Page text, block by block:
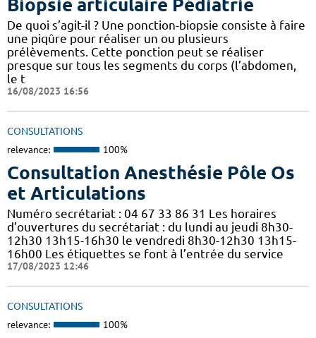
Biopsie articulaire Pédiatrie
De quoi s’agit-il ? Une ponction-biopsie consiste à faire
une piqûre pour réaliser un ou plusieurs
prélèvements. Cette ponction peut se réaliser
presque sur tous les segments du corps (l’abdomen,
le t
16/08/2023 16:56
CONSULTATIONS
relevance: 100%
Consultation Anesthésie Pôle Os
et Articulations
Numéro secrétariat : 04 67 33 86 31 Les horaires
d’ouvertures du secrétariat : du lundi au jeudi 8h30-
12h30 13h15-16h30 le vendredi 8h30-12h30 13h15-
16h00 Les étiquettes se font à l’entrée du service
17/08/2023 12:46
CONSULTATIONS
relevance: 100%